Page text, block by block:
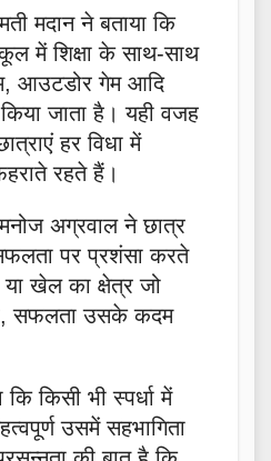
मदान ने बताया कि
में शिक्षा के साथ-साथ
आउटडोर गेम आदि
जाता है। यही वजह
हर विधा में
रहते हैं।
अग्रवाल ने छात्र
पर प्रशंसा करते
या खेल का क्षेत्र जो
सफलता उसके कदम
किसी भी स्पर्धा में
उसमें सहभागिता